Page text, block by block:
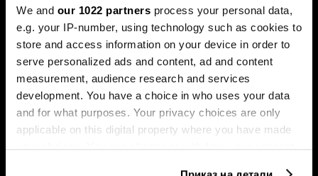
We and our 1022 partners process your personal data,
e.g. your IP-number, using technology such as cookies to
store and access information on your device in order to
serve personalized ads and content, ad and content
measurement, audience research and services
development. You have a choice in who uses your data
and for what purposes. Your privacy choices are only
applicable on this digital property where you have made
your choices. You can change or withdraw your consent
првиот потег
Новиот шеф на Фeд, Кевин Варш, ќе се обиде
агресивно да ја протурка агендата за намалување на
каматните стапки, но Марко Бјеговиќ од „Аркомина
рисрч“ предупредува дека за тоа ќе мора да ги
редефинира клучните економски индикатори и да ги
придобие скептичните колеги.